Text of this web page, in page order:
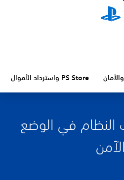
PS Store واسترداد الأموال
النظام في الوضع
الآمن